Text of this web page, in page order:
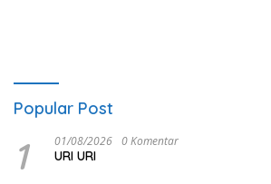
Popular Post
1 01/08/2026 0 Komentar
URI URI